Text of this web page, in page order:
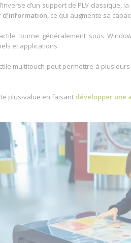
d’un support de PLV classique,
d’information, ce qui augmente sa
tourne généralement sous
et applications.
multitouch peut permettre à
plus-value en faisant développer une